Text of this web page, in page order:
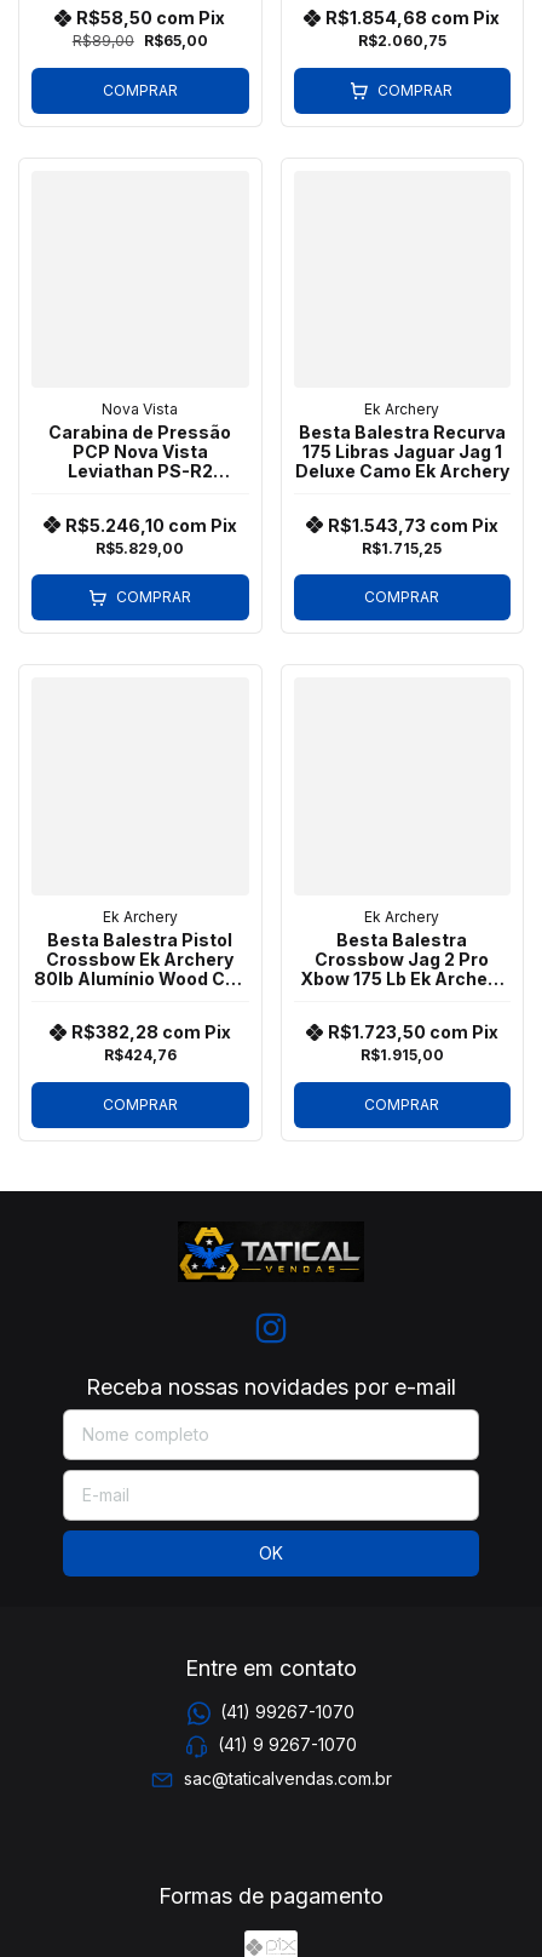
R$89,00 R$65,00
R$58,50 com Pix
COMPRAR
R$2.060,75
R$1.854,68 com Pix
COMPRAR
Nova Vista
Carabina de Pressão
PCP Nova Vista
Leviathan PS-R2
R$5.829,00
R$5.246,10 com Pix
COMPRAR
Ek Archery
Besta Balestra Recurva
175 Libras Jaguar Jag 1
Deluxe Camo Ek Archery
R$1.715,25
R$1.543,73 com Pix
COMPRAR
Ek Archery
Besta Balestra Pistol
Crossbow Ek Archery
80lb Alumínio Wood CR-
R$424,76
R$382,28 com Pix
COMPRAR
Ek Archery
Besta Balestra
Crossbow Jag 2 Pro
Xbow 175 Lb Ek Archery
R$1.915,00
R$1.723,50 com Pix
COMPRAR
Receba nossas novidades por e-mail
Entre em contato
(41) 99267-1070
(41) 9 9267-1070
sac@taticalvendas.com.br
Formas de pagamento